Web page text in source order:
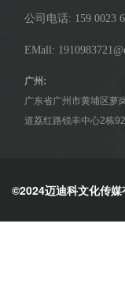
公司电话: 159 0023
EMall:
广州:
广东省广州市黄埔区萝
道荔红路锐丰中心2栋
©2024迈迪科文化传